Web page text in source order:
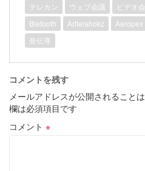
テレカン
ウェブ会議 ビデオ
Bletooth
Adtershokz Aeropex
骨伝導
コメントを残す
メールアドレスが公開されることは
欄は必須項目です
コメント ※